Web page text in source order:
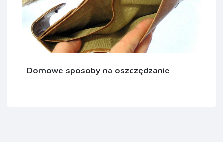
Domowe sposoby na oszczędzanie